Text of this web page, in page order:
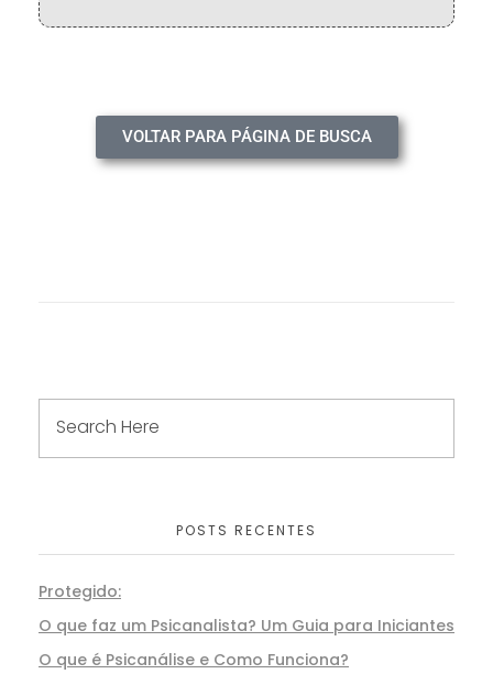
VOLTAR PARA PÁGINA DE BUSCA
POSTS RECENTES
Protegido:
O que faz um Psicanalista? Um Guia para Iniciantes
O que é Psicanálise e Como Funciona?